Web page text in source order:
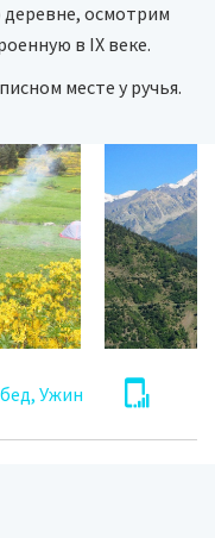
осмотрим
в IX веке.
месте у ручья.
Ужин